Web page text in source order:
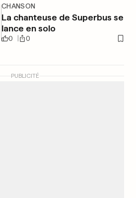
CHANSON
La chanteuse de Superbus se
lance en solo
0 0
PUBLICITÉ